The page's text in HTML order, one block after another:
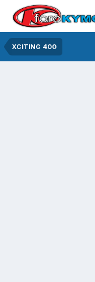
XCITING 400